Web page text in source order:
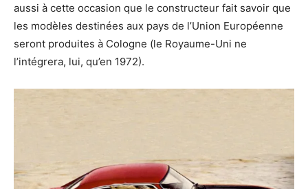
aussi à cette occasion que le constructeur fait savoir que
les modèles destinées aux pays de l’Union Européenne
seront produites à Cologne (le Royaume-Uni ne
l’intégrera, lui, qu’en 1972).